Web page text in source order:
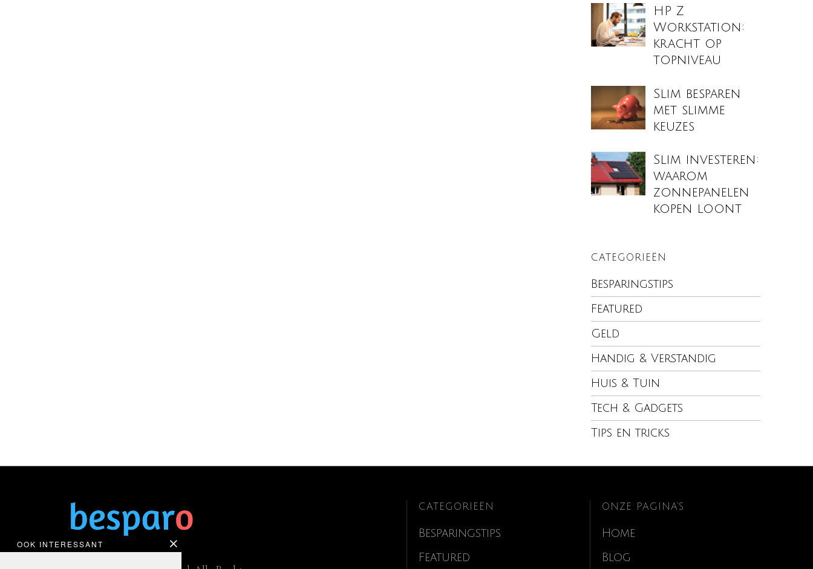
HP Z
Workstation:
kracht op
topniveau
Slim besparen
met slimme
keuzes
Slim investeren:
waarom
zonnepanelen
kopen loont
CATEGORIEËN
Besparingstips
Featured
Geld
Handig & Verstandig
Huis & Tuin
Tech & Gadgets
Tips en tricks
OOK INTERESSANT
CATEGORIEËN
Besparingstips
Featured
ONZE PAGINA’S
Home
Blog